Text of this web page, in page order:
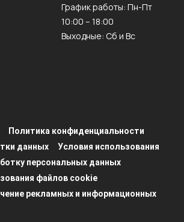
График работы: Пн-Пт
10:00 – 18:00
Выходные: Сб и Вс
Политика конфиденциальности
данных
Условия использования
персональных данных
файлов cookie
рекламных и информационных